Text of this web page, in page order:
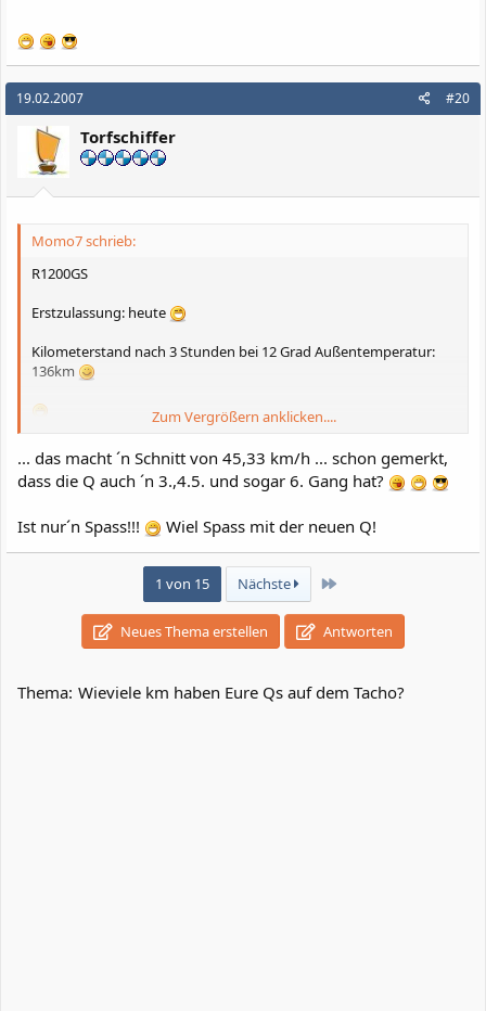
19.02.2007 #20
Torfschiffer
Momo7 schrieb:
R1200GS
Erstzulassung: heute
Kilometerstand nach 3 Stunden bei 12 Grad Außentemperatur:
136km
Momo
Zum Vergrößern anklicken....
... das macht ´n Schnitt von 45,33 km/h ... schon gemerkt,
dass die Q auch ´n 3.,4.5. und sogar 6. Gang hat?
Ist nur´n Spass!!! Wiel Spass mit der neuen Q!
1 von 15 Nächste Letzte
Neues Thema erstellen Antworten
Thema: Wieviele km haben Eure Qs auf dem Tacho?